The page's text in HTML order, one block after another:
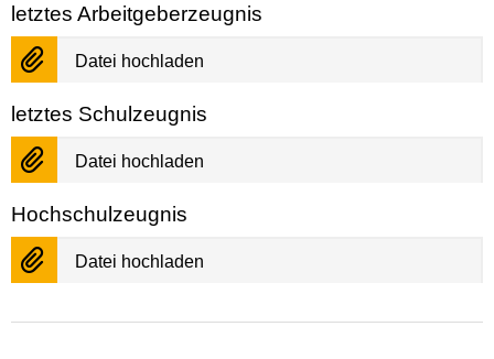
letztes Arbeitgeberzeugnis
Datei hochladen
letztes Schulzeugnis
Datei hochladen
Hochschulzeugnis
Datei hochladen